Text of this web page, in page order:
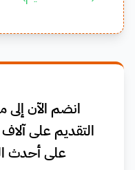
انضم الآن
التقديم على
على أحدث